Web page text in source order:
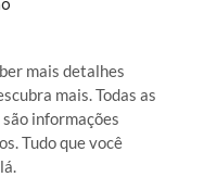
mais detalhes
mais. Todas as
informações
Tudo que você